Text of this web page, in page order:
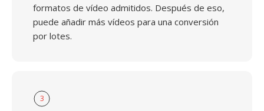
formatos de vídeo admitidos. Después de eso,
puede añadir más vídeos para una conversión
por lotes.
3